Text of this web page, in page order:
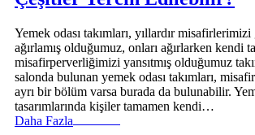
Yemek odası takımları, yıllardır
ağırlamış olduğumuz, onları ağırlarken kendi
misafirperverliğimizi yansıtmış olduğumuz
salonda bulunan yemek odası takımları,
ayrı bir bölüm varsa burada da bulunabilir.
tasarımlarında kişiler tamamen kendi…
Daha Fazla